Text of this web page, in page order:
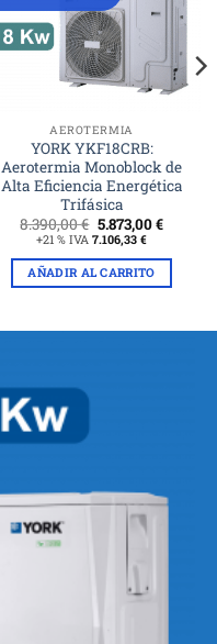
AEROTERMIA
YORK YKF18CRB:
Aerotermia Monoblock de
Alta Eficiencia Energética
Trifásica
8.390,00€ El
precio
original
era:
8.390,00 €.
5.873,00€El
es:
+21 % IVA 7.106,33 €
AÑADIR AL CARRITO